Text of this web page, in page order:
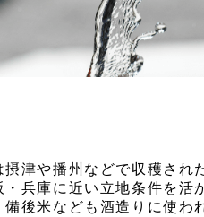
摂津や播州などで収穫され
・兵庫に近い立地条件を活
備後米なども酒造りに使わ